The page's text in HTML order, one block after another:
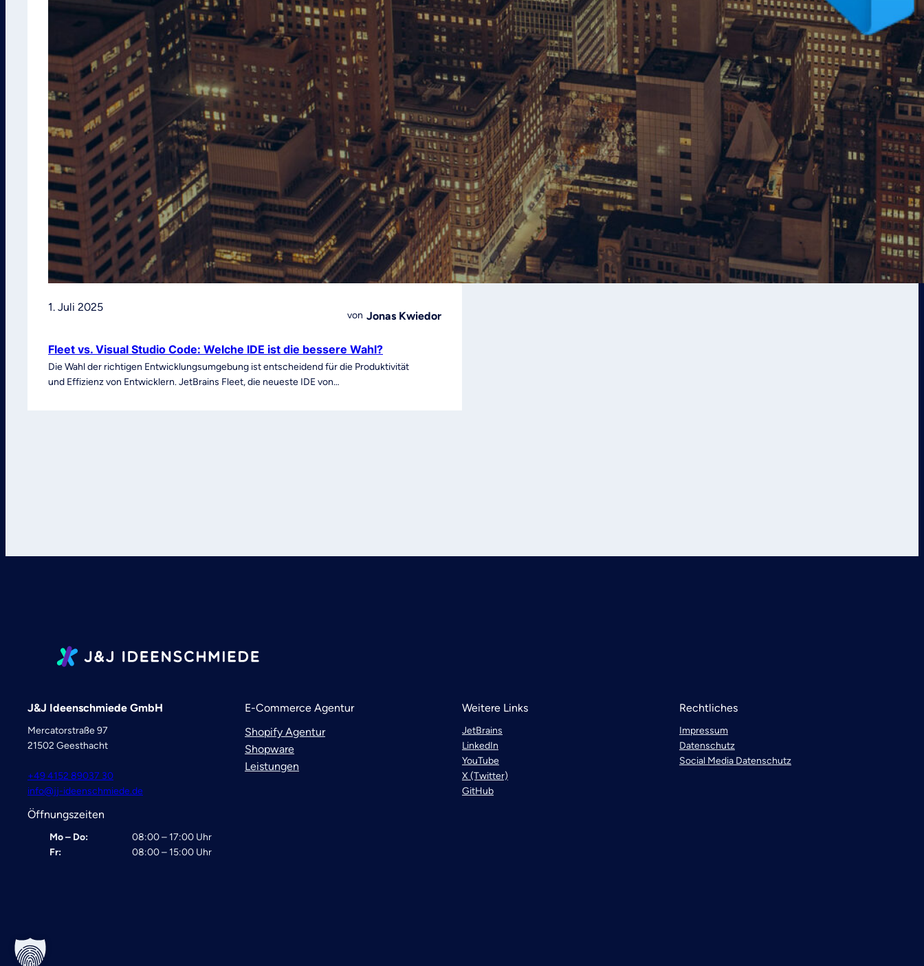
1. Juli 2025
von Jonas Kwiedor
Fleet vs. Visual Studio Code: Welche IDE ist die bessere Wahl?
Die Wahl der richtigen Entwicklungsumgebung ist entscheidend für die Produktivität
und Effizienz von Entwicklern. JetBrains Fleet, die neueste IDE von…
J&J Ideenschmiede GmbH
Mercatorstraße 97
21502 Geesthacht
+49 4152 89037 30
info@jj-ideenschmiede.de
Öffnungszeiten
Mo – Do:
Fr:
08:00 – 17:00 Uhr
08:00 – 15:00 Uhr
E-Commerce Agentur
Shopify Agentur
Shopware
Leistungen
Weitere Links
JetBrains
LinkedIn
YouTube
X (Twitter)
GitHub
Rechtliches
Impressum
Datenschutz
Social Media Datenschutz